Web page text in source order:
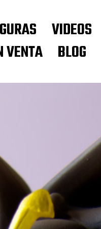
VIDEOS
VENTA
BLOG